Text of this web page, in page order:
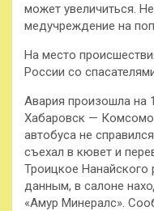
может увеличиться.
медучреждение на
На место
России со
Авария произошла на
Хабаровск —
автобуса не
съехал в кювет и
Троицкое Нанайского
данным, в салоне
«Амур Минералс».